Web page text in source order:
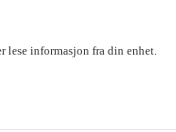
lese informasjon fra din enhet.